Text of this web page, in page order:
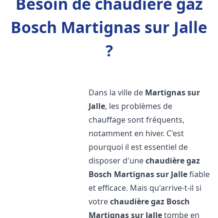
Bosch Martignas sur Jalle
?
Dans la ville de Martignas sur
Jalle, les problèmes de
chauffage sont fréquents,
notamment en hiver. C'est
pourquoi il est essentiel de
disposer d'unechaudière gaz
Bosch Martignas sur Jallefiable
et efficace. Mais qu'arrive-t-il si
votrechaudière gaz Bosch
Martignas sur Jalletombe en